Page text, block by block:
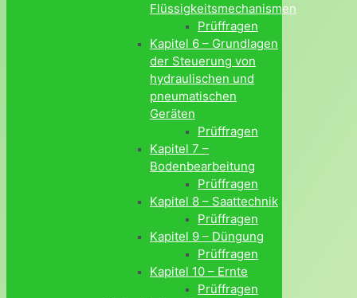
Flüssigkeitsmechanismen
Prüffragen
Kapitel 6 – Grundlagen
der Steuerung von
hydraulischen und
pneumatischen
Geräten
Prüffragen
Kapitel 7 –
Bodenbearbeitung
Prüffragen
Kapitel 8 – Saattechnik
Prüffragen
Kapitel 9 – Düngung
Prüffragen
Kapitel 10 – Ernte
Prüffragen